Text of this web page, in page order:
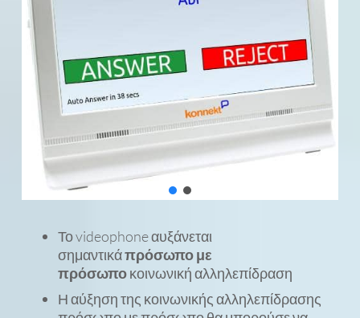
Το videophone αυξάνεται
σημαντικάπρόσωπο με
πρόσωποκοινωνική αλληλεπίδραση
Η αύξηση της κοινωνικής αλληλεπίδρασης